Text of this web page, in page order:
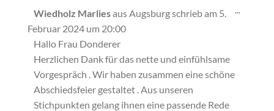
Wiedholz MarliesausAugsburgschrieb am 5.
Februar 2024 um 20:00
Hallo Frau Donderer
Herzlichen Dank für das nette und einfühlsame
Vorgespräch . Wir haben zusammen eine schöne
Abschiedsfeier gestaltet . Aus unseren
Stichpunkten gelang ihnen eine passende Rede
...